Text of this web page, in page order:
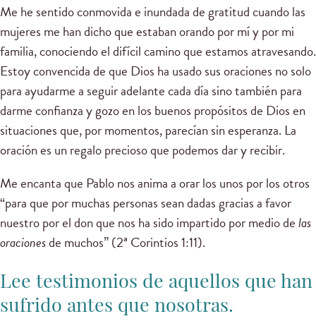
Me he sentido conmovida e inundada de gratitud cuando las
mujeres me han dicho que estaban orando por mí y por mi
familia, conociendo el difícil camino que estamos atravesando.
Estoy convencida de que Dios ha usado sus oraciones no solo
para ayudarme a seguir adelante cada día sino también para
darme confianza y gozo en los buenos propósitos de Dios en
situaciones que, por momentos, parecían sin esperanza. La
oración es un regalo precioso que podemos dar y recibir.
Me encanta que Pablo nos anima a orar los unos por los otros
“para que por muchas personas sean dadas gracias a favor
nuestro por el don que nos ha sido impartido por medio delas
oracionesde muchos” (2ª Corintios 1:11).
Lee testimonios de aquellos que han
sufrido antes que nosotras.